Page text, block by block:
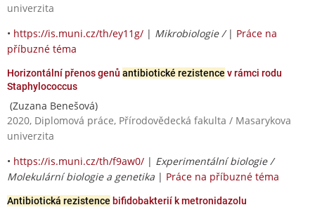
univerzita
• https://is.muni.cz/th/ey11g/ | Mikrobiologie / | Práce na
příbuzné téma
Horizontální přenos genů antibiotické rezistence v rámci rodu
Staphylococcus
(Zuzana Benešová)
2020, Diplomová práce, Přírodovědecká fakulta / Masarykova
univerzita
• https://is.muni.cz/th/f9aw0/ | Experimentální biologie /
Molekulární biologie a genetika | Práce na příbuzné téma
Antibiotická rezistence bifidobakterií k metronidazolu